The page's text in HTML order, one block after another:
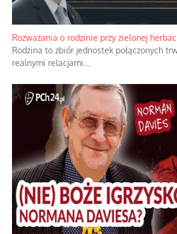
Rozważania o rodzinie przy zielonej
Rodzina to zbiór jednostek połączonych
realnymi relacjami.